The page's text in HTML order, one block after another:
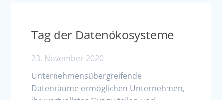
Tag der Datenökosysteme
23. November 2020
Unternehmensübergreifende
Datenräume ermöglichen Unternehmen,